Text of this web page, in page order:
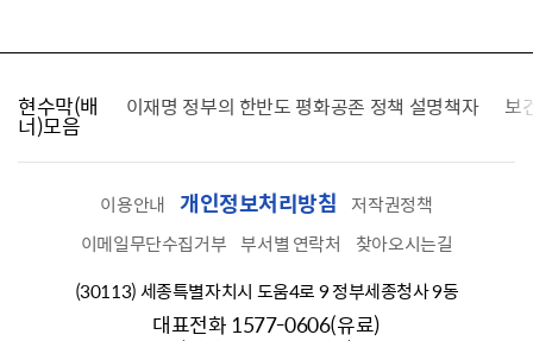
현수막(배
너)모음
찾습니다 이재명 정부의 한반도 평화공존 정책 설명책자 보
이용안내 개인정보처리방침
저작권정책
이메일무단수집거부 부서별 연락처
찾아오시는길
(30113) 세종특별자치시 도움4로 9 정부세종청사 9동
대표전화 1577-0606(유료)